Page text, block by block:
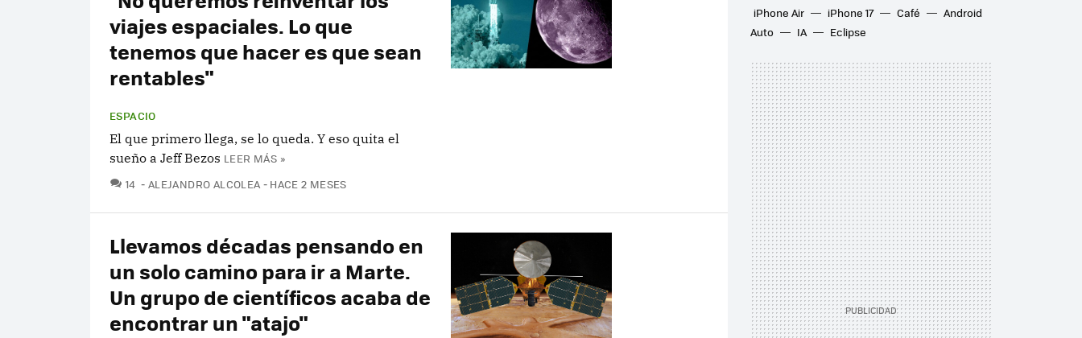
iPhone Air
iPhone 17 Café
Android
Auto
IA Eclipse
viajes espaciales. Lo que
tenemos que hacer es que sean
rentables"
ESPACIO
El que primero llega, se lo queda. Y eso quita el
sueño a Jeff Bezos LEER MÁS »
14 COMENTARIOS
ALEJANDRO ALCOLEA HACE 2 MESES
Llevamos décadas pensando en
un solo camino para ir a Marte.
Un grupo de científicos acaba de
encontrar un "atajo"